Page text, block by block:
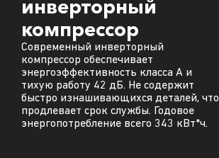
инверторный
компрессор
Современный инверторный
компрессор обеспечивает
энергоэффективность класса A и
тихую работу 42 дБ. Не содержит
быстро изнашивающихся деталей, что
продлевает срок службы. Годовое
энергопотребление всего 343 кВт*ч.